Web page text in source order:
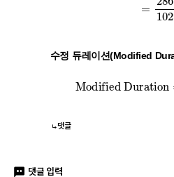
2861.53
수정 듀레이션(Modified
Modified Duration=
댓글
댓글 입력